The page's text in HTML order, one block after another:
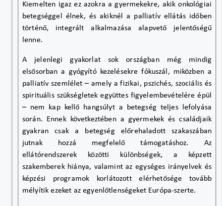
Kiemelten igaz ez azokra a gyermekekre, akik onkológiai
betegséggel élnek, és akiknél a palliatív ellátás időben
történő, integrált alkalmazása alapvető jelentőségű
lenne.
A jelenlegi gyakorlat sok országban még mindig
elsősorban a gyógyító kezelésekre fókuszál, miközben a
palliatív szemlélet – amely a fizikai, pszichés, szociális és
spirituális szükségletek együttes figyelembevételére épül
– nem kap kellő hangsúlyt a betegség teljes lefolyása
során. Ennek következtében a gyermekek és családjaik
gyakran csak a betegség előrehaladott szakaszában
jutnak hozzá megfelelő támogatáshoz. Az
ellátórendszerek közötti különbségek, a képzett
szakemberek hiánya, valamint az egységes irányelvek és
képzési programok korlátozott elérhetősége tovább
mélyítik ezeket az egyenlőtlenségeket Európa-szerte.